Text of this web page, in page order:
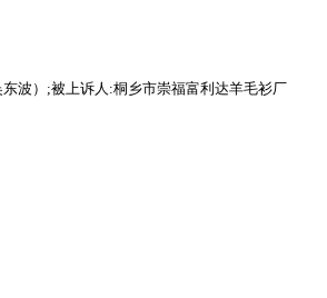
波）;被上诉人:桐乡市崇福富利达羊毛衫厂